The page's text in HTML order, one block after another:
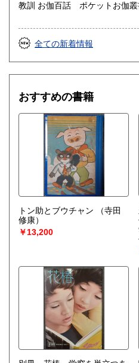
全ての新着情報
おすすめの書籍
トン助とブウチャン
（寺田
修康）
￥13,200